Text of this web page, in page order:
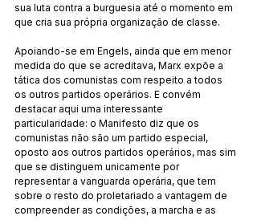
sua luta contra a burguesia até o momento em
que cria sua própria organização de classe.
Apoiando-se em Engels, ainda que em menor
medida do que se acreditava, Marx expõe a
tática dos comunistas com respeito a todos
os outros partidos operários. E convém
destacar aqui uma interessante
particularidade: o Manifesto diz que os
comunistas não são um partido especial,
oposto aos outros partidos operários, mas sim
que se distinguem unicamente por
representar a vanguarda operária, que tem
sobre o resto do proletariado a vantagem de
compreender as condições, a marcha e as